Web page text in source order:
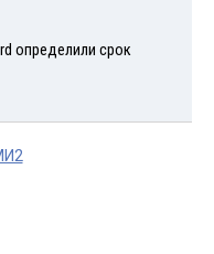
определили срок